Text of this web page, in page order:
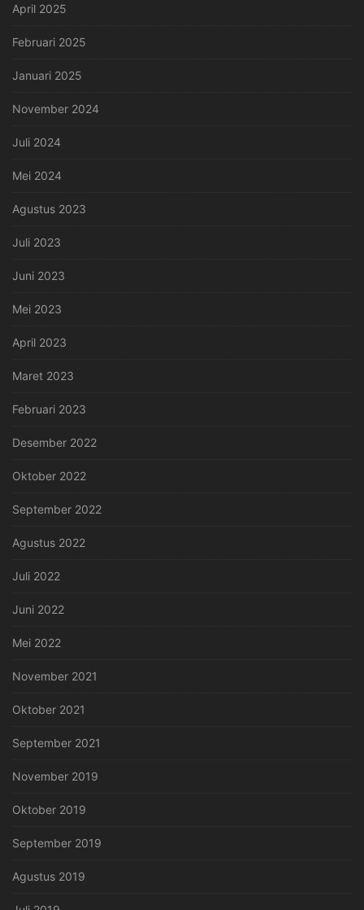
April 2025
Februari 2025
Januari 2025
November 2024
Juli 2024
Mei 2024
Agustus 2023
Juli 2023
Juni 2023
Mei 2023
April 2023
Maret 2023
Februari 2023
Desember 2022
Oktober 2022
September 2022
Agustus 2022
Juli 2022
Juni 2022
Mei 2022
November 2021
Oktober 2021
September 2021
November 2019
Oktober 2019
September 2019
Agustus 2019